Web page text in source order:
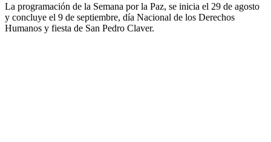
La programación de la Semana por la Paz, se inicia el 29 de agosto
y concluye el 9 de septiembre, día Nacional de los Derechos
Humanos y fiesta de San Pedro Claver.